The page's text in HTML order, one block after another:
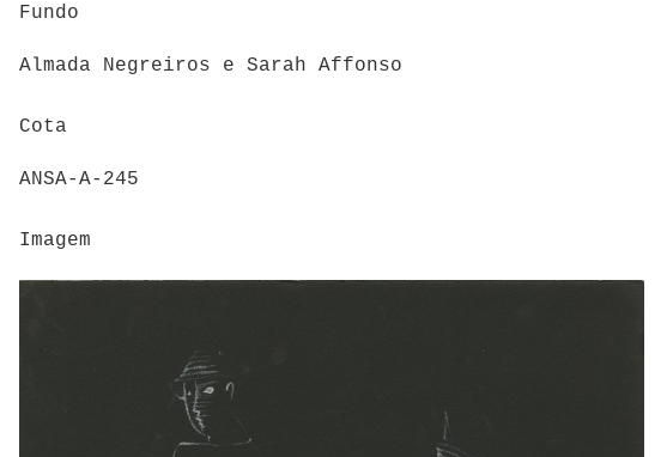
Fundo
Almada Negreiros e Sarah Affonso
Cota
ANSA-A-245
Imagem